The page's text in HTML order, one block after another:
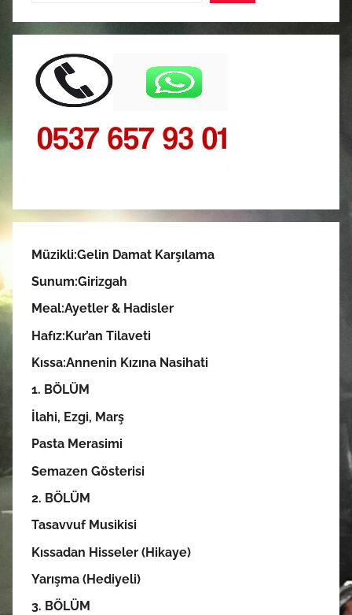
Müzikli:Gelin Damat Karşılama
Sunum:Girizgah
Meal:Ayetler & Hadisler
Hafız:Kur’an Tilaveti
Kıssa:Annenin Kızına Nasihati
1. BÖLÜM
İlahi, Ezgi, Marş
Pasta Merasimi
Semazen Gösterisi
2. BÖLÜM
Tasavvuf Musikisi
Kıssadan Hisseler (Hikaye)
Yarışma (Hediyeli)
3. BÖLÜM